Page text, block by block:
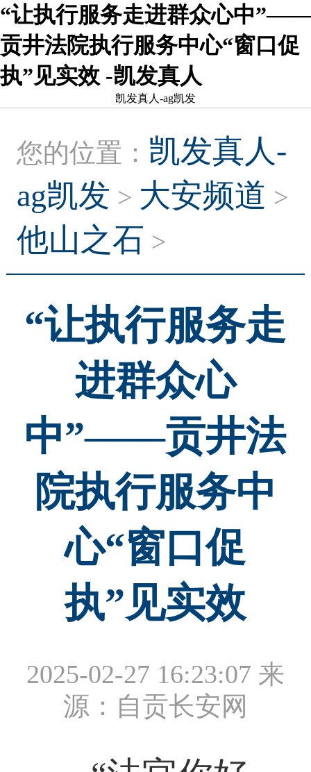
“让执行服务走进群众心中”——
贡井法院执行服务中心“窗口促
执”见实效 -凯发真人
凯发真人-ag凯发
您的位置： 凯发真人-
ag凯发 > 大安频道 >
他山之石 >
“让执行服务走
进群众心
中”——贡井法
院执行服务中
心“窗口促
执”见实效
2025-02-27 16:23:07 来
源：自贡长安网